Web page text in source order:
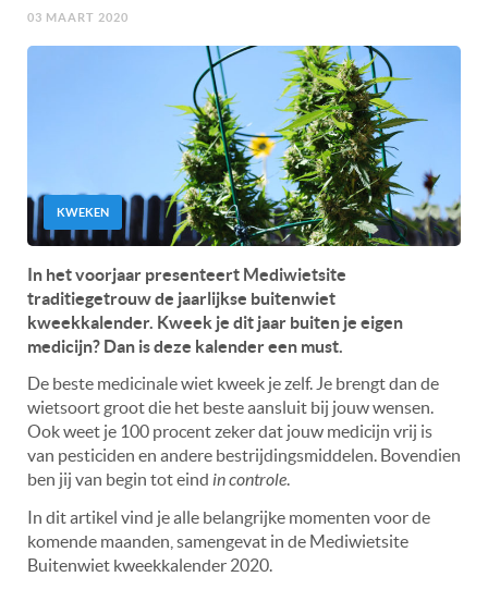
03 MAART 2020
KWEKEN
In het voorjaar presenteert Mediwietsite
traditiegetrouw de jaarlijkse buitenwiet
kweekkalender. Kweek je dit jaar buiten je eigen
medicijn? Dan is deze kalender een must.
De beste medicinale wiet kweek je zelf. Je brengt dan de
wietsoort groot die het beste aansluit bij jouw wensen.
Ook weet je 100 procent zeker dat jouw medicijn vrij is
van pesticiden en andere bestrijdingsmiddelen. Bovendien
ben jij van begin tot eind in controle.
In dit artikel vind je alle belangrijke momenten voor de
komende maanden, samengevat in de Mediwietsite
Buitenwiet kweekkalender 2020.